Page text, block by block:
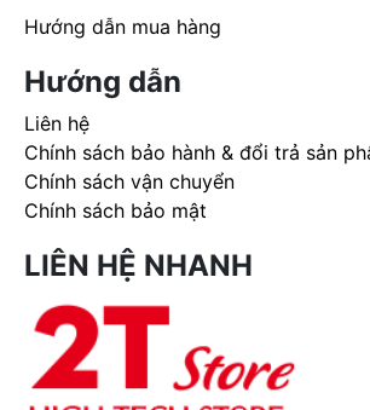
Hướng dẫn mua hàng
Hướng dẫn
Liên hệ
Chính sách bảo hành & đổi trả sản
Chính sách vận chuyển
Chính sách bảo mật
LIÊN HỆ NHANH